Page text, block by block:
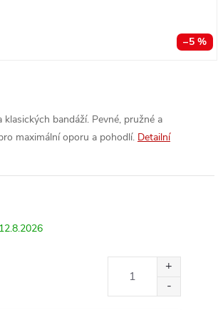
–5 %
klasických bandáží. Pevné, pružné a
maximální oporu a pohodlí. Detailní
12.8.2026